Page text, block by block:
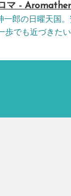
マ -
一郎の日曜天国
歩でも近づきたい